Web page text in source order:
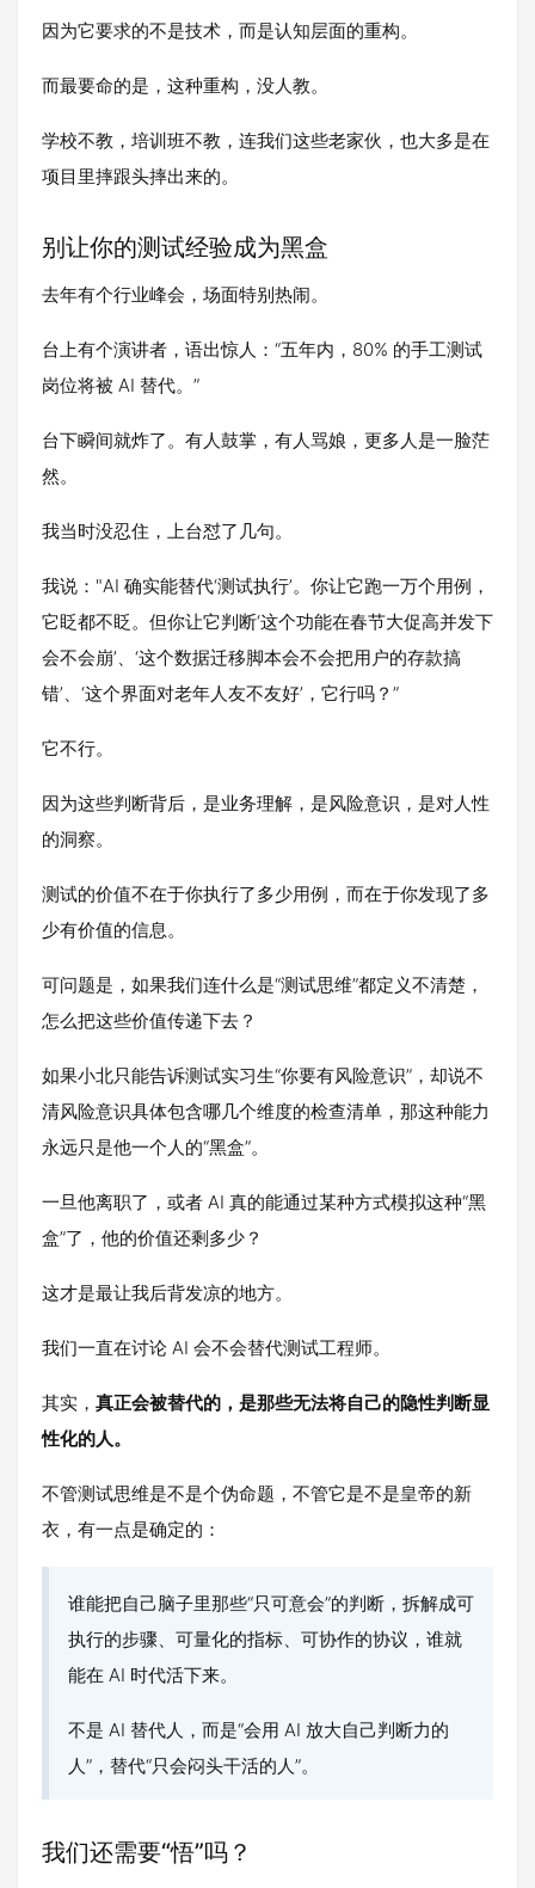
因为它要求的不是技术，而是认知层面的重构。
而最要命的是，这种重构，没人教。
学校不教，培训班不教，连我们这些老家伙，也大多是在
项目里摔跟头摔出来的。
别让你的测试经验成为黑盒
去年有个行业峰会，场面特别热闹。
台上有个演讲者，语出惊人：“五年内，80% 的手工测试
岗位将被 AI 替代。”
台下瞬间就炸了。有人鼓掌，有人骂娘，更多人是一脸茫
然。
我当时没忍住，上台怼了几句。
我说："AI 确实能替代‘测试执行’。你让它跑一万个用例，
它眨都不眨。但你让它判断‘这个功能在春节大促高并发下
会不会崩’、‘这个数据迁移脚本会不会把用户的存款搞
错’、‘这个界面对老年人友不友好’，它行吗？”
它不行。
因为这些判断背后，是业务理解，是风险意识，是对人性
的洞察。
测试的价值不在于你执行了多少用例，而在于你发现了多
少有价值的信息。
可问题是，如果我们连什么是“测试思维”都定义不清楚，
怎么把这些价值传递下去？
如果小北只能告诉测试实习生“你要有风险意识”，却说不
清风险意识具体包含哪几个维度的检查清单，那这种能力
永远只是他一个人的“黑盒”。
一旦他离职了，或者 AI 真的能通过某种方式模拟这种“黑
盒”了，他的价值还剩多少？
这才是最让我后背发凉的地方。
我们一直在讨论 AI 会不会替代测试工程师。
其实， 真正会被替代的，是那些无法将自己的隐性判断显
性化的人。
不管测试思维是不是个伪命题，不管它是不是皇帝的新
衣，有一点是确定的：
谁能把自己脑子里那些“只可意会”的判断，拆解成可
执行的步骤、可量化的指标、可协作的协议，谁就
能在 AI 时代活下来。
不是 AI 替代人，而是“会用 AI 放大自己判断力的
人”，替代“只会闷头干活的人”。
我们还需要“悟”吗？